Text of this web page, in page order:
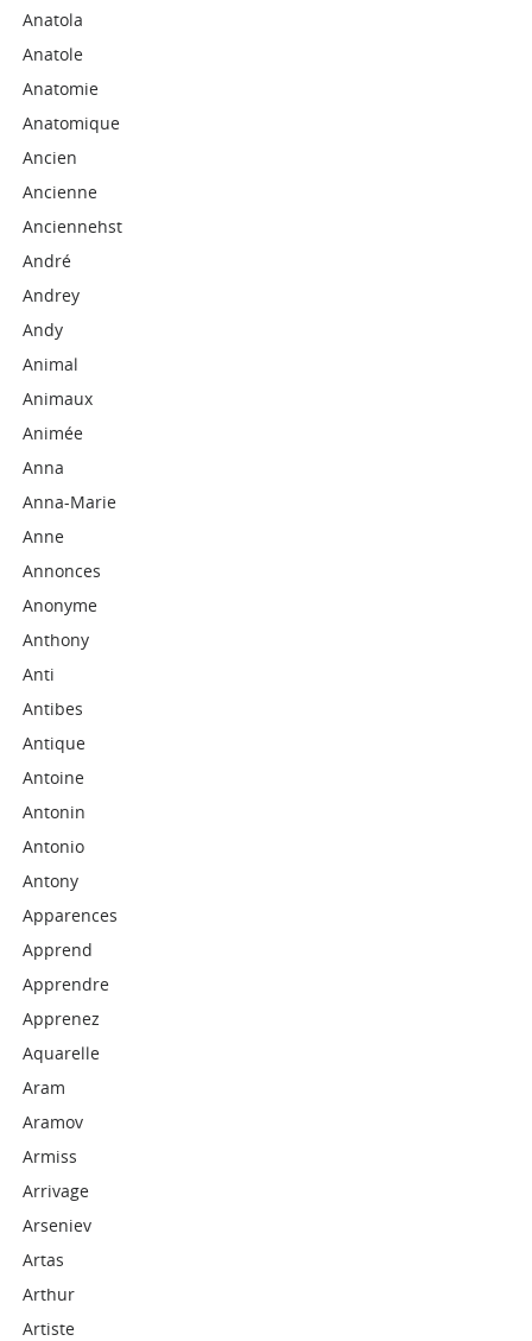
Anatola
Anatole
Anatomie
Anatomique
Ancien
Ancienne
Anciennehst
André
Andrey
Andy
Animal
Animaux
Animée
Anna
Anna-Marie
Anne
Annonces
Anonyme
Anthony
Anti
Antibes
Antique
Antoine
Antonin
Antonio
Antony
Apparences
Apprend
Apprendre
Apprenez
Aquarelle
Aram
Aramov
Armiss
Arrivage
Arseniev
Artas
Arthur
Artiste